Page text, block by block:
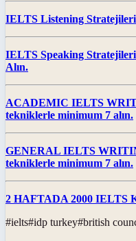
IELTS Listening
IELTS Speaking
Alın.
ACADEMIC IELTS
tekniklerle minimum 7 alın.
GENERAL IELTS
tekniklerle minimum 7 alın.
2 HAFTADA 2000 IELTS
#ielts#idp turkey#british